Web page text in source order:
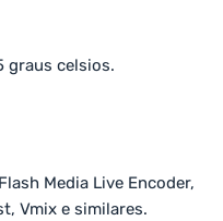
graus celsios.
Media Live Encoder,
Vmix e similares.